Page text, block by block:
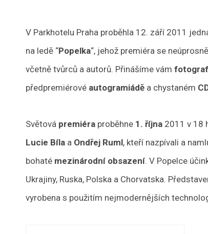
V Parkhotelu Praha proběhla 12. září 2011
na ledě “Popelka“, jehož premiéra se
včetně tvůrců a autorů. Přinášíme vám
předpremiérové autogramiádě a chystaném
Světová premiéra proběhne 1. října 2011 v 18
Lucie Bíla a Ondřej Ruml, kteří nazpívali a
bohaté mezinárodní obsazení. V Popelce
Ukrajiny, Ruska, Polska a Chorvatska.
vyrobena s použitím nejmodernějších